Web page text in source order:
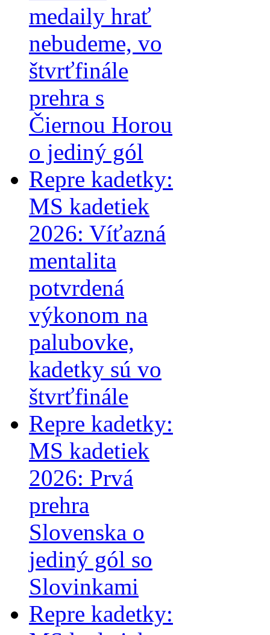
medaily hrať
nebudeme, vo
štvrťfinále
prehra s
Čiernou Horou
o jediný gól
Repre kadetky:
MS kadetiek
2026: Víťazná
mentalita
potvrdená
výkonom na
palubovke,
kadetky sú vo
štvrťfinále
Repre kadetky:
MS kadetiek
2026: Prvá
prehra
Slovenska o
jediný gól so
Slovinkami
Repre kadetky: